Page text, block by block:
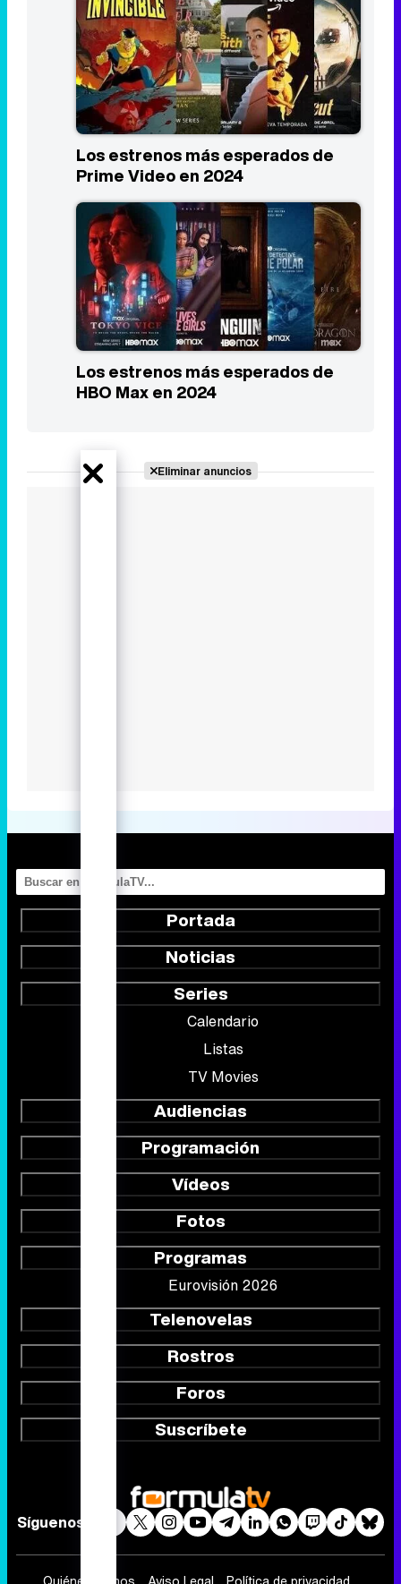
Los estrenos más esperados de
Prime Video en 2024
Los estrenos más esperados de
HBO Max en 2024
Eliminar anuncios
Portada
Noticias
Series
Calendario
Listas
TV Movies
Audiencias
Programación
Vídeos
Fotos
Programas
Eurovisión 2026
Telenovelas
Rostros
Foros
Suscríbete
Síguenos